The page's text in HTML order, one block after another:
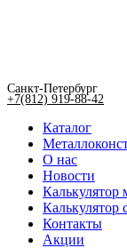
Санкт-Петербург
+7(812) 919-88-42
Каталог
О нас
Новости
Калькулятор
Калькулятор
Контакты
Акции